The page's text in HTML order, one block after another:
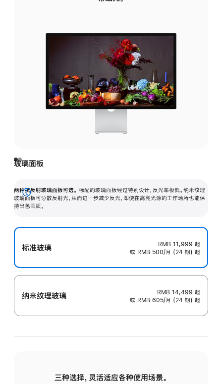
玻璃面板
两种抗反射玻璃面板可选。 标配的玻璃面板经过特别设计，反光率极低。纳米纹理
玻璃面板可分散反射光，从而进一步减少反光，即使在高亮光源的工作场所也能保
持出色画质。
展
开
标准玻璃 RMB 11,999 起
或 RMB 500/月 (24 期) 起
纳米纹理玻璃 RMB 14,499 起
或 RMB 605/月 (24 期) 起
三种选择，灵活适应各种使用场景。